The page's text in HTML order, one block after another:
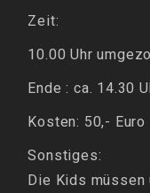
Zeit:
10.00Uhr
Ende : ca. 14.30
Kosten: 50,- Euro
Sonstiges:
Die Kids müssen